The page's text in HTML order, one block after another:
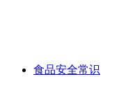
食品安全常识